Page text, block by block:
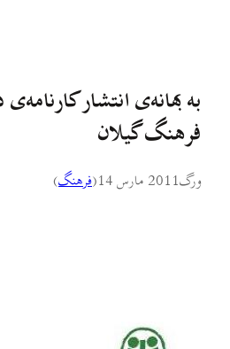
به بهانه‌ی انتشار
فرهنگ گیلان
ورگ2011 مارس 14 (فرهنگ)